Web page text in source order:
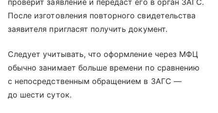
проверит заявление и передаст его в орган ЗАГС.
После изготовления повторного свидетельства
заявителя пригласят получить документ.
Следует учитывать, что оформление через МФЦ
обычно занимает больше времени по сравнению
с непосредственным обращением в ЗАГС —
до шести суток.